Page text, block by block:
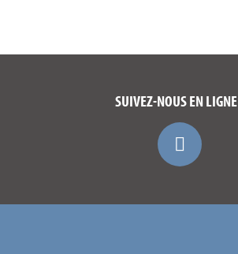
SUIVEZ-NOUS EN LIGNE